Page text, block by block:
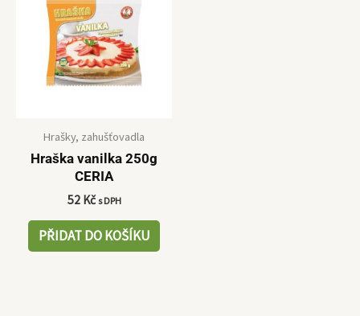
Hrašky, zahušťovadla
Hraška vanilka 250g
CERIA
52 Kč s DPH
PŘIDAT DO KOŠÍKU